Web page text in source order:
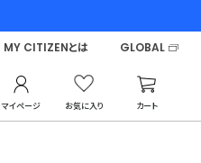
マイページ お気に入り カート
MY CITIZENとは GLOBAL